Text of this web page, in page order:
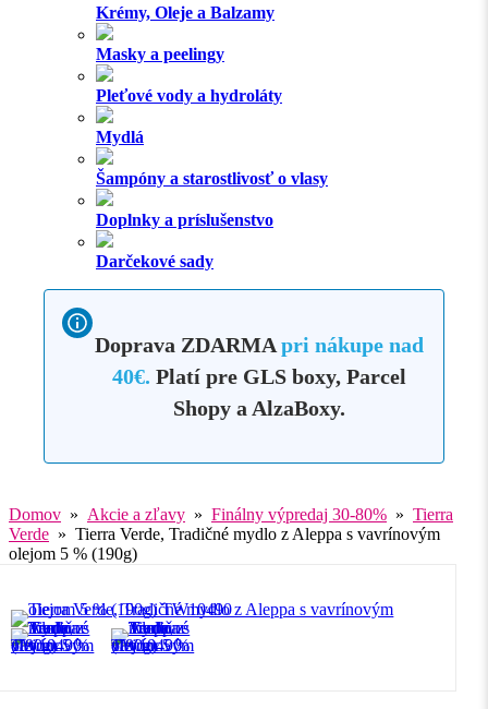
Krémy, Oleje a Balzamy
Masky a peelingy
Pleťové vody a hydroláty
Mydlá
Šampóny a starostlivosť o vlasy
Doplnky a príslušenstvo
Darčekové sady
Doprava ZDARMA pri nákupe nad
40€. Platí pre GLS boxy, Parcel
Shopy a AlzaBoxy.
Domov » Akcie a zľavy » Finálny výpredaj 30-80% » Tierra
Verde » Tierra Verde, Tradičné mydlo z Aleppa s vavrínovým
olejom 5 % (190g)